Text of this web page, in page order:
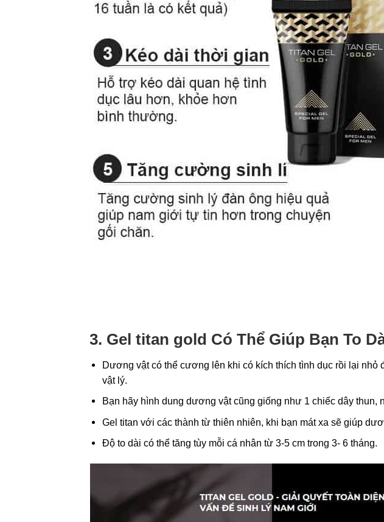
3. Gel titan gold Có Thể Giúp Bạn To
Dương vật có thể cương lên khi có kích thích tình dục rồi lại
vật lý.
Bạn hãy hình dung dương vật cũng giống như 1 chiếc dây thun,
Gel titan với các thành từ thiên nhiên, khi bạn mát xa sẽ giúp
Độ to dài có thể tăng tùy mỗi cá nhân từ 3-5 cm trong 3- 6 tháng.